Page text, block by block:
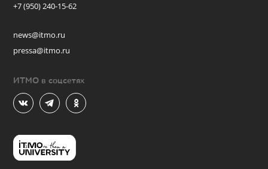
+7 (950) 240-15-62
news@itmo.ru
pressa@itmo.ru
ИТМО в соцсетях